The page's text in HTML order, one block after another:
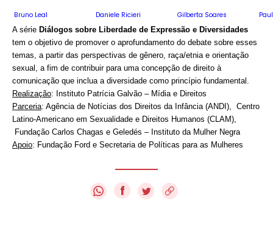
Bruno Leal Daniele Ricieri Gilberta Soares
A série Diálogos sobre Liberdade de Expressão e Diversidades
tem o objetivo de promover o aprofundamento do debate sobre esses
temas, a partir das perspectivas de gênero, raça/etnia e orientação
sexual, a fim de contribuir para uma concepção de direito à
comunicação que inclua a diversidade como princípio fundamental.
Realização: Instituto Patrícia Galvão – Mídia e Direitos
Parceria: Agência de Notícias dos Direitos da Infância (ANDI), Centro
Latino-Americano em Sexualidade e Direitos Humanos (CLAM),
Fundação Carlos Chagas e Geledés – Instituto da Mulher Negra
Apoio: Fundação Ford e Secretaria de Políticas para as Mulheres
f